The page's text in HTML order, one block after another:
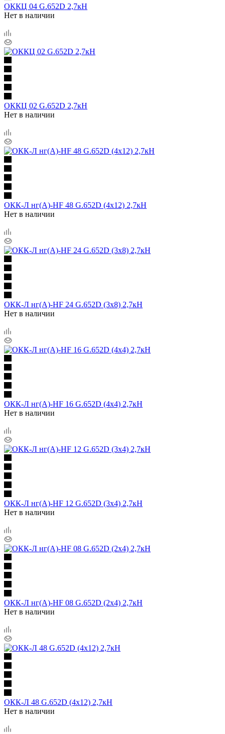
ОККЦ 04 G.652D 2,7кН
Нет в наличии
ОККЦ 02 G.652D 2,7кН
Нет в наличии
ОКК-Л нг(А)-HF 48 G.652D (4х12) 2,7кН
Нет в наличии
ОКК-Л нг(А)-HF 24 G.652D (3х8) 2,7кН
Нет в наличии
ОКК-Л нг(А)-HF 16 G.652D (4х4) 2,7кН
Нет в наличии
ОКК-Л нг(А)-HF 12 G.652D (3х4) 2,7кН
Нет в наличии
ОКК-Л нг(А)-HF 08 G.652D (2х4) 2,7кН
Нет в наличии
ОКК-Л 48 G.652D (4х12) 2,7кН
Нет в наличии